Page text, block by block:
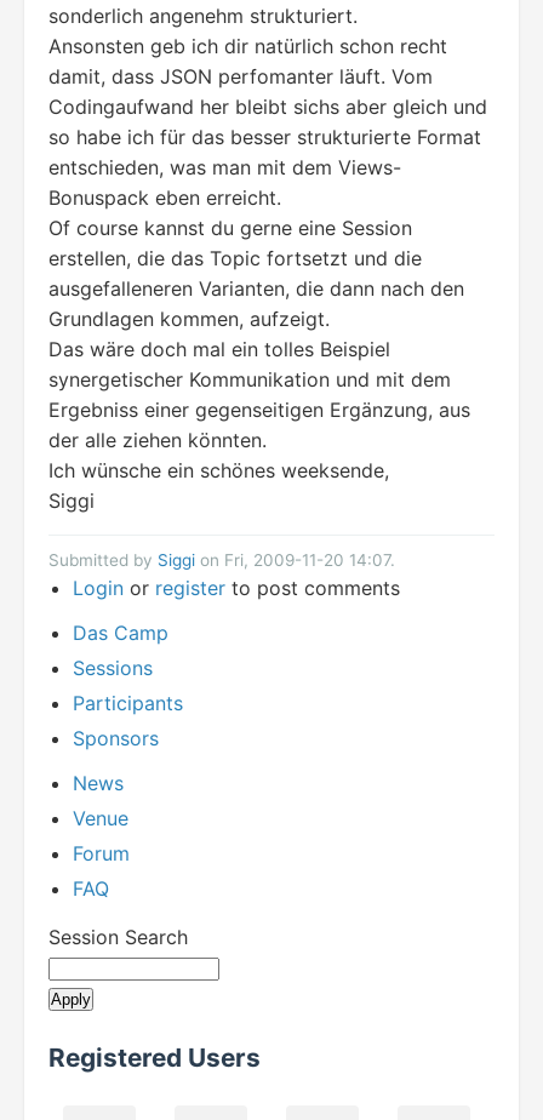
sonderlich angenehm strukturiert.
Ansonsten geb ich dir natürlich schon recht
damit, dass JSON perfomanter läuft. Vom
Codingaufwand her bleibt sichs aber gleich und
so habe ich für das besser strukturierte Format
entschieden, was man mit dem Views-
Bonuspack eben erreicht.
Of course kannst du gerne eine Session
erstellen, die das Topic fortsetzt und die
ausgefalleneren Varianten, die dann nach den
Grundlagen kommen, aufzeigt.
Das wäre doch mal ein tolles Beispiel
synergetischer Kommunikation und mit dem
Ergebniss einer gegenseitigen Ergänzung, aus
der alle ziehen könnten.
Ich wünsche ein schönes weeksende,
Siggi
Submitted by Siggi on Fri, 2009-11-20 14:07.
Login or register to post comments
Das Camp
Sessions
Participants
Sponsors
News
Venue
Forum
FAQ
Session Search
Registered Users